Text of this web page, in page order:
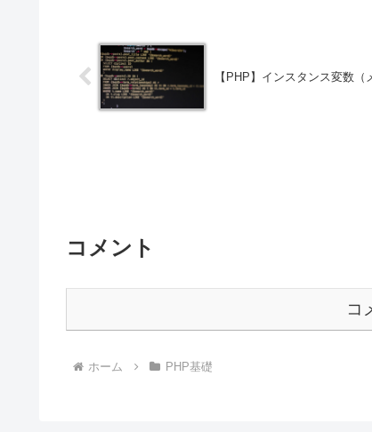
【PHP】インスタンス変数（
コメント
コ
ホーム PHP基礎